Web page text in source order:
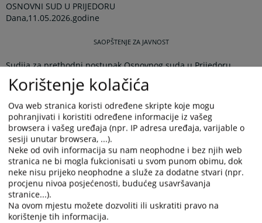
OSNOVNI SUD U PRIJEDORU
Dana,11.05.2026.godine
SAOPŠTENJE ZA JAVNOST
Sudija za prethodni postupak Osnovnog suda u Prijedoru
Senad Hadžić je dana 08.05.2026. godine donio rješenje broj 77
0 K 149252 26 Kpp kojim je prema osumnjičenom M.M. zbog
postojanja osnovane sumnje da je učinio krivično djelo
„Neovlašćena proizvodnja i promet opojnih droga“ iz člana 207.
stav 1. Krivičnog zakonika Republike Srpske,određen pritvor u
trajanju od 1 (jedan) mjesec, koji se ima računati počev od
06.05.2026. godine od 12,25 časova., kao dana i časa lišenja
slobode, te može trajati najduže do 06.06.2026. godine do 12,25
časova., na osnovu člana 197. stav 1. tačka b) i v), a u vezi sa
članom 196. Zakona o krivičnom postupku Republike Srpske.
Žalba na rješenje ne odlaže izvršenje rješenja.
Korištenje kolačića
Ova web stranica koristi određene skripte koje mogu
pohranjivati i koristiti određene informacije iz vašeg
browsera i vašeg uređaja (npr. IP adresa uređaja, varijable o
sesiji unutar browsera, ...).
Neke od ovih informacija su nam neophodne i bez njih web
stranica ne bi mogla fukcionisati u svom punom obimu, dok
neke nisu prijeko neophodne a služe za dodatne stvari (npr.
procjenu nivoa posjećenosti, budućeg usavršavanja
stranice...).
Na ovom mjestu možete dozvoliti ili uskratiti pravo na
korištenje tih informacija.